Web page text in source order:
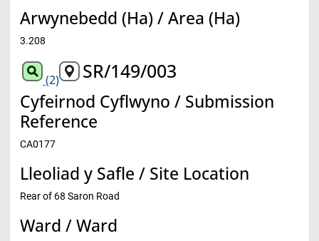
Arwynebedd (Ha) / Area (Ha)
3.208
(2) SR/149/003
Cyfeirnod Cyflwyno / Submission
Reference
CA0177
Lleoliad y Safle / Site Location
Rear of 68 Saron Road
Ward / Ward